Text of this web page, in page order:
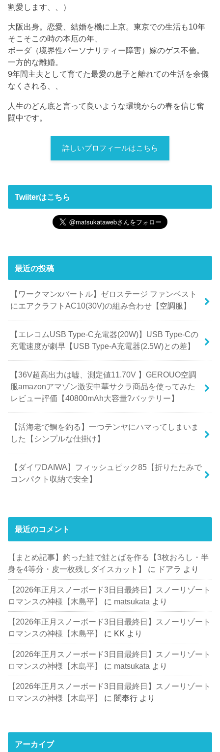
割愛します、、）
大阪出身。恋愛、結婚を機に上京。東京での生活も10年
そこそこの時の本厄の年、
ボーダ（境界性パーソナリティー障害）嫁のゲス不倫。
一方的な離婚。
9年間主夫として育てた最愛の息子と離れての生活を余儀
なくされる、、
人生のどん底と言って良いような環境からの春を信じ奮
闘中です。
詳しいプロフィールはこちら
Twiiterはこちら
最近の投稿
【ワークマンxバートル】ゼロステージ ファンベスト
にエアクラフトAC10(30V)の組み合わせ【空調服】
【エレコムUSB Type-C充電器(20W)】USB Type-Cの
充電速度が劇早【USB Type-A充電器(2.5W)との差】
【36V超高出力は嘘、測定値11.70V 】GEROUO空調
服amazonアマゾン激安中華サクラ商品を使ってみた
レビュー評価【40800mAh大容量?バッテリー】
【活海老で鯛を釣る】一つテンヤにハマってしまいま
した【シンプルな仕掛け】
【ダイワDAIWA】フィッシュピック85【折りたたみで
コンパクト収納で安全】
最近のコメント
【まとめ記事】釣った鮭で鮭とばを作る【3枚おろし・半
身を4等分・皮一枚残しダイスカット】
に ドアラ より
【2026年正月スノーボード3日目最終日】スノーリゾート
ロマンスの神様【木島平】
に matsukata より
【2026年正月スノーボード3日目最終日】スノーリゾート
ロマンスの神様【木島平】
に KK より
【2026年正月スノーボード3日目最終日】スノーリゾート
ロマンスの神様【木島平】
に matsukata より
【2026年正月スノーボード3日目最終日】スノーリゾート
ロマンスの神様【木島平】
に闇奉行 より
アーカイブ